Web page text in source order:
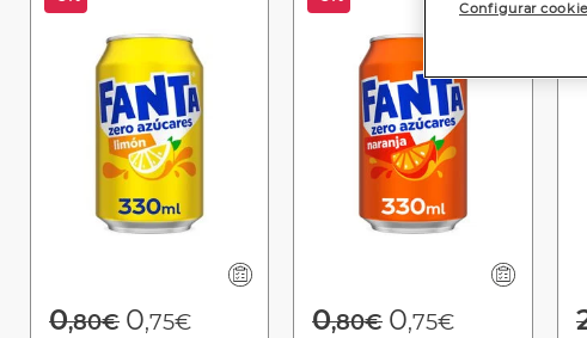
Price reduced from
0,80€to
0,75€ Price reduced
0,80€to
0,75€
Configurar